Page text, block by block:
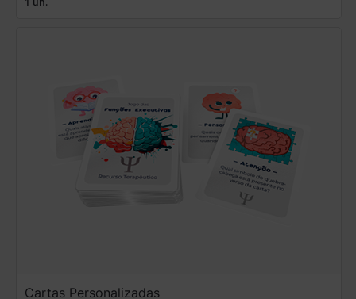
Cartas Personalizadas